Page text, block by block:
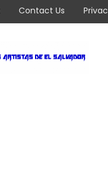
Contact Us